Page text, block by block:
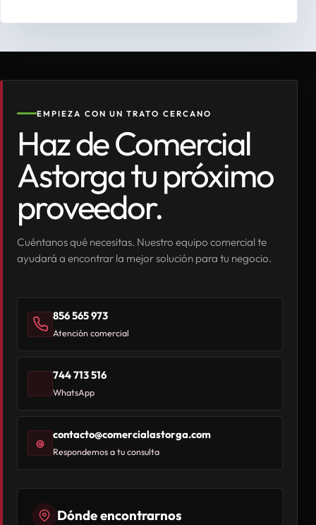
EMPIEZA CON UN TRATO CERCANO
Haz de Comercial
Astorga tu próximo
proveedor.
Cuéntanos qué necesitas. Nuestro equipo comercial te
ayudará a encontrar la mejor solución para tu negocio.
856 565 973
Atención comercial
744 713 516
WhatsApp
@
contacto@comercialastorga.com
Respondemos a tu consulta
Dónde encontrarnos